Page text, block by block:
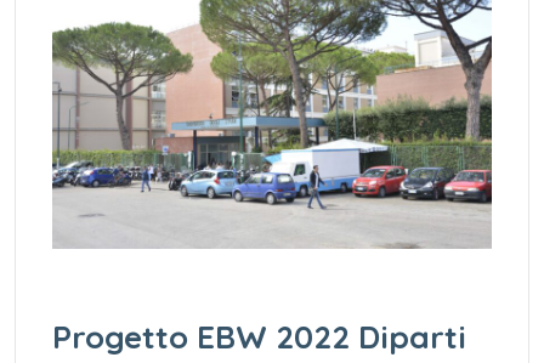
Progetto EBW 2022 Diparti